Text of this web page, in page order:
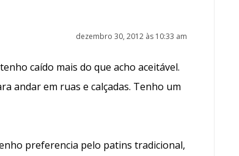
dezembro 30, 2012 às 10:33 am
caído mais do que acho aceitável.
andar em ruas e calçadas. Tenho um
preferencia pelo patins tradicional,